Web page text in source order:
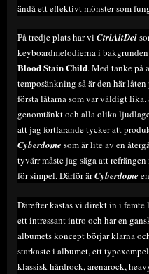
ändå ett effektivt mönster som
På tredje plats har vi CtrlAltDel
keyboardmelodierna i
Blood Stain Child. Med tanke på
temposänkning så är den här
första låtarna som var väldigt
genomtänkt och alla olika
att jag fortfarande tycker att
Cyberdome som är lite av en
tyvärr måste jag säga att
för simpel. Därför ärCyberdome
Därefter kastas vi direkt in i femte
ett intressant intro och har en
albumets koncept börjar klarna
starkaste i albumet, ett
klassisk hårdrock, arenarock,